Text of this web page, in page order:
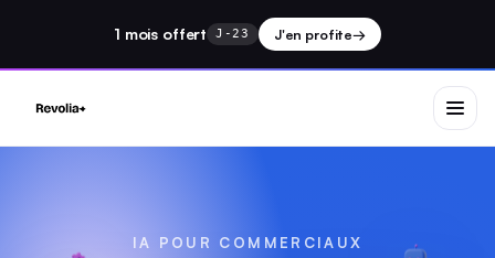
1 mois offert J-23 J'en profite→
IA POUR COMMERCIAUX